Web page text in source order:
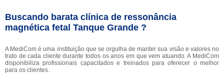
Buscando barata clínica de ressonância
magnética fetal Tanque Grande ?
A MediCom é uma instituição que se orgulha de manter sua visão e valores no
trato de cada cliente durante todos os anos em que vem atuando. A MediCom
disponibiliza profissionais capacitados e treinados para oferecer o melhor
para os clientes.